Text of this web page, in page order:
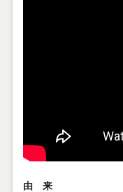
由 来